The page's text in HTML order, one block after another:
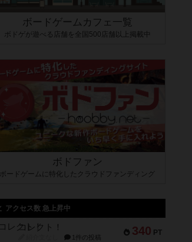
ボードゲームカフェ一覧
ボドゲが遊べる店舗を全国500店舗以上掲載中
ボドファン
ボードゲームに特化したクラウドファンディング
アクセス数 急上昇中
340 PT
コレクト！
1件の投稿